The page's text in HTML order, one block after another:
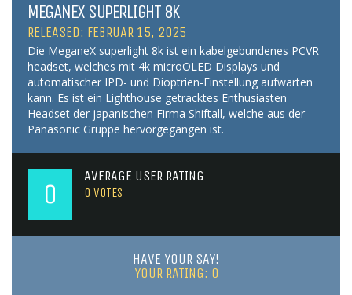
MEGANEX SUPERLIGHT 8K
RELEASED: FEBRUAR 15, 2025
Die MeganeX superlight 8k ist ein kabelgebundenes PCVR
headset, welches mit 4k microOLED Displays und
automatischer IPD- und Dioptrien-Einstellung aufwarten
kann. Es ist ein Lighthouse getracktes Enthusiasten
Headset der japanischen Firma Shiftall, welche aus der
Panasonic Gruppe hervorgegangen ist.
0
AVERAGE USER RATING
0 VOTES
HAVE YOUR SAY!
YOUR RATING: 0